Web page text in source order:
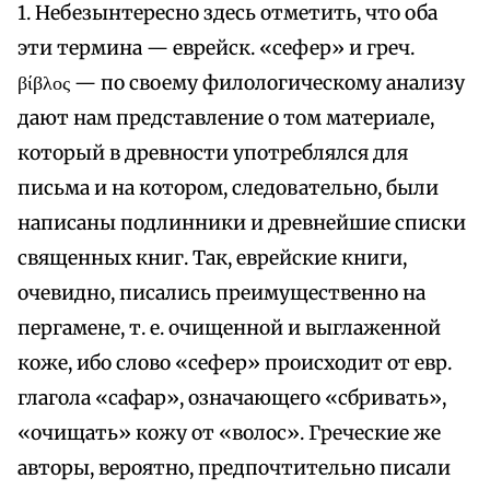
1. Небезынтересно здесь отметить, что оба
эти термина — еврейск. «сефер» и греч.
βίβλος — по своему филологическому анализу
дают нам представление о том материале,
который в древности употреблялся для
письма и на котором, следовательно, были
написаны подлинники и древнейшие списки
священных книг. Так, еврейские книги,
очевидно, писались преимущественно на
пергамене, т. е. очищенной и выглаженной
коже, ибо слово «сефер» происходит от евр.
глагола «сафар», означающего «сбривать»,
«очищать» кожу от «волос». Греческие же
авторы, вероятно, предпочтительно писали